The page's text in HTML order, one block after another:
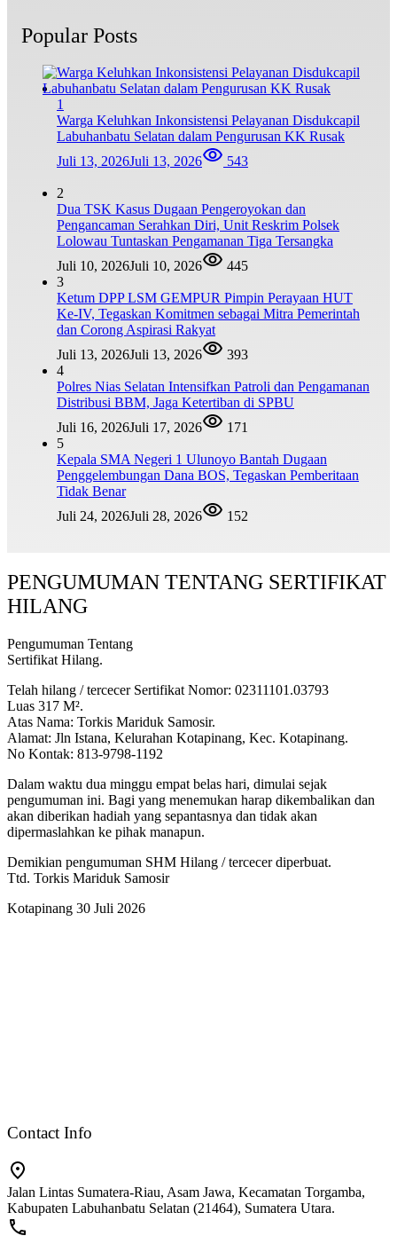
Popular Posts
1
Warga Keluhkan Inkonsistensi Pelayanan Disdukcapil
Labuhanbatu Selatan dalam Pengurusan KK Rusak
Juli 13, 2026Juli 13, 2026 543
2
Dua TSK Kasus Dugaan Pengeroyokan dan
Pengancaman Serahkan Diri, Unit Reskrim Polsek
Lolowau Tuntaskan Pengamanan Tiga Tersangka
Juli 10, 2026Juli 10, 2026
445
3
Ketum DPP LSM GEMPUR Pimpin Perayaan HUT
Ke-IV, Tegaskan Komitmen sebagai Mitra Pemerintah
dan Corong Aspirasi Rakyat
Juli 13, 2026Juli 13, 2026
393
4
Polres Nias Selatan Intensifkan Patroli dan Pengamanan
Distribusi BBM, Jaga Ketertiban di SPBU
Juli 16, 2026Juli 17, 2026
171
5
Kepala SMA Negeri 1 Ulunoyo Bantah Dugaan
Penggelembungan Dana BOS, Tegaskan Pemberitaan
Tidak Benar
Juli 24, 2026Juli 28, 2026 152
PENGUMUMAN TENTANG SERTIFIKAT
HILANG
Pengumuman Tentang
Sertifikat Hilang.
Telah hilang / tercecer Sertifikat Nomor: 02311101.03793
Luas 317 M².
Atas Nama: Torkis Mariduk Samosir.
Alamat: Jln Istana, Kelurahan Kotapinang, Kec. Kotapinang.
No Kontak: 813-9798-1192
Dalam waktu dua minggu empat belas hari, dimulai sejak
pengumuman ini. Bagi yang menemukan harap dikembalikan dan
akan diberikan hadiah yang sepantasnya dan tidak akan
dipermaslahkan ke pihak manapun.
Demikian pengumuman SHM Hilang / tercecer diperbuat.
Ttd. Torkis Mariduk Samosir
Kotapinang 30 Juli 2026
Contact Info
Jalan Lintas Sumatera-Riau, Asam Jawa, Kecamatan Torgamba,
Kabupaten Labuhanbatu Selatan (21464), Sumatera Utara.